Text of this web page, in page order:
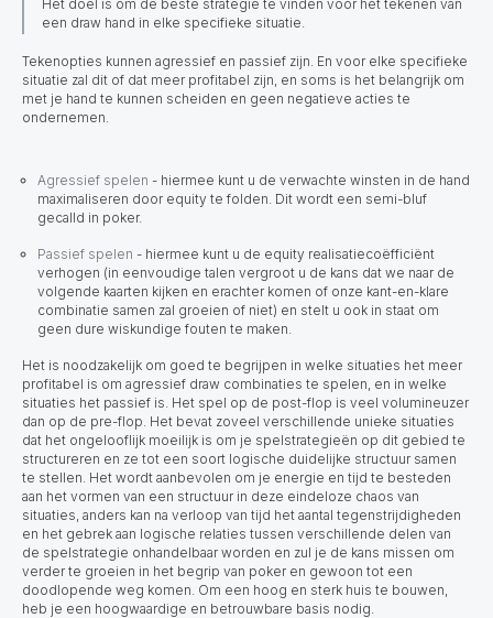
Het doel is om de beste strategie te vinden voor het tekenen van
een draw hand in elke specifieke situatie.
Tekenopties kunnen agressief en passief zijn. En voor elke specifieke
situatie zal dit of dat meer profitabel zijn, en soms is het belangrijk om
met je hand te kunnen scheiden en geen negatieve acties te
ondernemen.
Agressief spelen - hiermee kunt u de verwachte winsten in de hand
maximaliseren door equity te folden. Dit wordt een semi-bluf
gecalld in poker.
Passief spelen - hiermee kunt u de equity realisatiecoëfficiënt
verhogen (in eenvoudige talen vergroot u de kans dat we naar de
volgende kaarten kijken en erachter komen of onze kant-en-klare
combinatie samen zal groeien of niet) en stelt u ook in staat om
geen dure wiskundige fouten te maken.
Het is noodzakelijk om goed te begrijpen in welke situaties het meer
profitabel is om agressief draw combinaties te spelen, en in welke
situaties het passief is. Het spel op de post-flop is veel volumineuzer
dan op de pre-flop. Het bevat zoveel verschillende unieke situaties
dat het ongelooflijk moeilijk is om je spelstrategieën op dit gebied te
structureren en ze tot een soort logische duidelijke structuur samen
te stellen. Het wordt aanbevolen om je energie en tijd te besteden
aan het vormen van een structuur in deze eindeloze chaos van
situaties, anders kan na verloop van tijd het aantal tegenstrijdigheden
en het gebrek aan logische relaties tussen verschillende delen van
de spelstrategie onhandelbaar worden en zul je de kans missen om
verder te groeien in het begrip van poker en gewoon tot een
doodlopende weg komen. Om een hoog en sterk huis te bouwen,
heb je een hoogwaardige en betrouwbare basis nodig.